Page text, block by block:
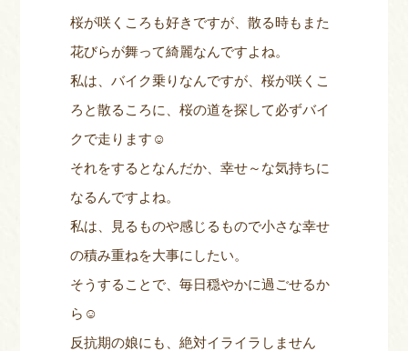
桜が咲くころも好きですが、散る時もまた
花びらが舞って綺麗なんですよね。
私は、バイク乗りなんですが、桜が咲くこ
ろと散るころに、桜の道を探して必ずバイ
クで走ります☺
それをするとなんだか、幸せ～な気持ちに
なるんですよね。
私は、見るものや感じるもので小さな幸せ
の積み重ねを大事にしたい。
そうすることで、毎日穏やかに過ごせるか
ら☺
反抗期の娘にも、絶対イライラしません